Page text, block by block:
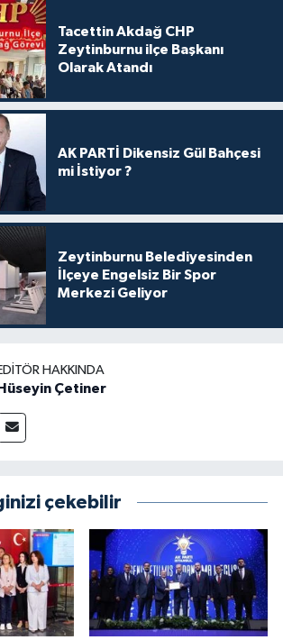
Tacettin Akdağ CHP
Zeytinburnu ilçe Başkanı
Olarak Atandı
AK PARTİ Dikensiz Gül Bahçesi
mi İstiyor ?
Zeytinburnu Belediyesinden
İlçeye Engelsiz Bir Spor
Merkezi Geliyor
HAKKINDA
Hüseyin Çetiner
çekebilir